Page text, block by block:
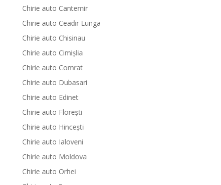
Chirie auto Cantemir
Chirie auto Ceadir Lunga
Chirie auto Chisinau
Chirie auto Cimișlia
Chirie auto Comrat
Chirie auto Dubasari
Chirie auto Edinet
Chirie auto Florești
Chirie auto Hinceşti
Chirie auto Ialoveni
Chirie auto Moldova
Chirie auto Orhei